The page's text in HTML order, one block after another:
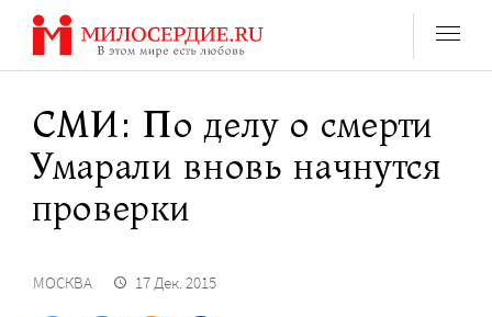
Перейти
содержанию
СМИ: По делу о смерти
Умарали вновь начнутся
проверки
МОСКВА 17 Дек. 2015